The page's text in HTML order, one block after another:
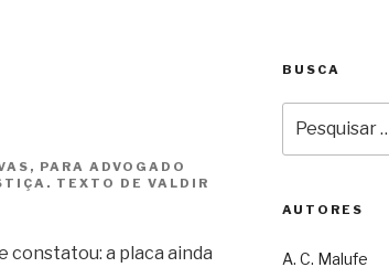
PARA ADVOGADO
TEXTO DE VALDIR
constatou: a placa ainda
BUSCA
por:
AUTORES
A. C. Malufe